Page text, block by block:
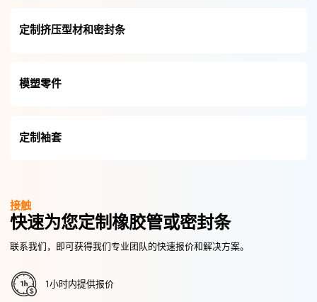
定制挤压型材和密封条
模塑零件
定制袖套
接触
快速为您定制橡胶管或密封条
联系我们，即可获得我们专业团队的快速报价和解决方案。
1小时内提供报价